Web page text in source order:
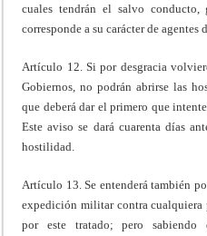
cuales tendrán el salvo conducto,
corresponde a su carácter de agentes
Artículo 12. Si por desgracia
Gobiernos, no podrán abrirse las
que deberá dar el primero que
Este aviso se dará cuarenta días
hostilidad.
Artículo 13. Se entenderá también
expedición militar contra cualquiera
por este tratado; pero sabiendo